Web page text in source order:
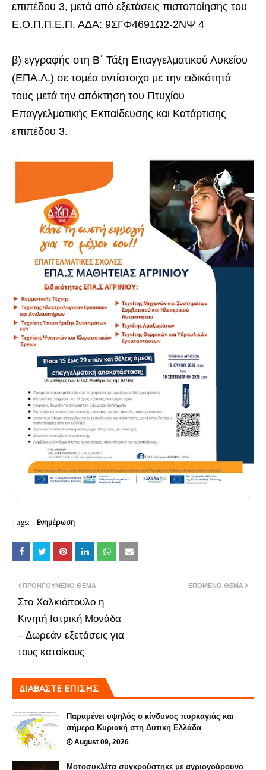
επιπέδου 3, μετά από εξετάσεις πιστοποίησης του
Ε.Ο.Π.Π.Ε.Π. ΑΔΑ: 9ΣΓΦ4691Ω2-2ΝΨ 4
β) εγγραφής στη Β΄ Τάξη Επαγγελματικού Λυκείου
(ΕΠΑ.Λ.) σε τομέα αντίστοιχο με την ειδικότητά
τους μετά την απόκτηση του Πτυχίου
Επαγγελματικής Εκπαίδευσης και Κατάρτισης
επιπέδου 3.
Tags: Ενημέρωση
ΕΠΌΜΕΝΟ ΘΈΜΑ
ΠΡΟΗΓΟΎΜΕΝΟ ΘΈΜΑ
Στο Χαλκιόπουλο η
Κινητή Ιατρική Μονάδα
– Δωρεάν εξετάσεις για
τους κατοίκους
ΔΙΑΒΑΣΤΕ ΕΠΙΣΗΣ
Παραμένει υψηλός ο κίνδυνος πυρκαγιάς και
σήμερα Κυριακή στη Δυτική Ελλάδα
August 09, 2026
Μοτοσυκλέτα συγκρούστηκε με αγριογούρουνο